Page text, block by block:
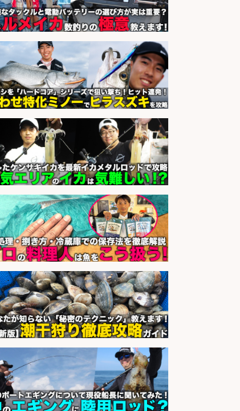
勤OK/鹿児島県/志布志市
会社名 株式会社ホットスタッフ鹿児島
sponsored by 求人ボックス
釣り具/評価・テスト・実験/釣り具
部品・工業用部品メーカー/Excel
会社名 株式会社スタッフサービス
sponsored by 求人ボックス
さらに求人情報を見る